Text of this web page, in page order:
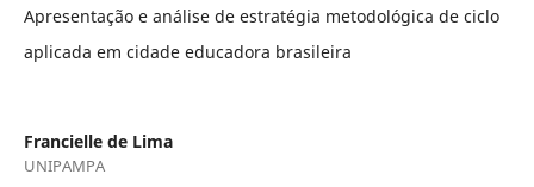
Apresentação e análise de estratégia metodológica de ciclo
aplicada em cidade educadora brasileira
Francielle de Lima
UNIPAMPA